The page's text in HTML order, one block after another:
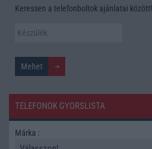
Keressen a telefonboltok ajánlatai között!
TELEFONOK GYORSLISTA
Márka :